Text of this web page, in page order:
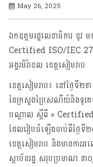
May 26, 2025
ឯកឧត្តមរដ្ឋលេខាធិការ ខូ
Certified ISO/IEC
អង្គរមិរ៉ាខល ខេត្តសៀមរាប
ខេត្តសៀមរាប៖ នៅថ្ងៃទី២
នៃក្រសួងប្រៃសណីយ៍និងទូរគ
បណ្ដាល ស្ដីពី «
ដែលរៀបចំឡើងចាប់ពីថ្ងៃទី
ខេត្តសៀមរាប និងមានការ
ស្ថាប័នរដ្ឋ សរុបប្រមាណ ៣